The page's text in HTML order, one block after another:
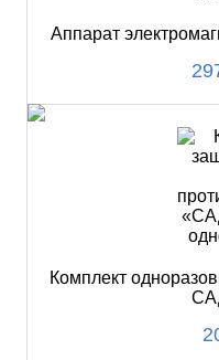
Аппарат
Комплект